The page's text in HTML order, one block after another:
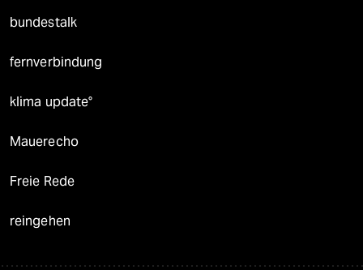
bundestalk
fernverbindung
klima update°
Mauerecho
Freie Rede
reingehen